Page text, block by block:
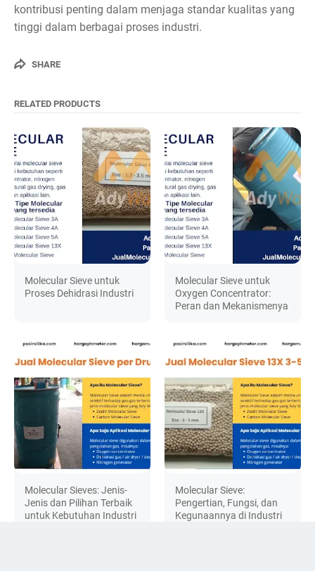
kontribusi penting dalam menjaga standar kualitas yang
tinggi dalam berbagai proses industri.
SHARE
RELATED PRODUCTS
Molecular Sieve untuk
Proses Dehidrasi Industri
Molecular Sieve untuk
Oxygen Concentrator:
Peran dan Mekanismenya
Molecular Sieves: Jenis-
Jenis dan Pilihan Terbaik
untuk Kebutuhan Industri
Molecular Sieve:
Pengertian, Fungsi, dan
Kegunaannya di Industri